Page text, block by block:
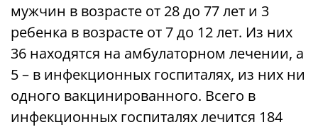
мужчин в возрасте от 28 до 77 лет и 3
ребенка в возрасте от 7 до 12 лет. Из них
36 находятся на амбулаторном лечении, а
5 – в инфекционных госпиталях, из них ни
одного вакцинированного. Всего в
инфекционных госпиталях лечится 184